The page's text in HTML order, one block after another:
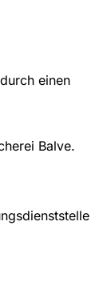
einen
Balve.